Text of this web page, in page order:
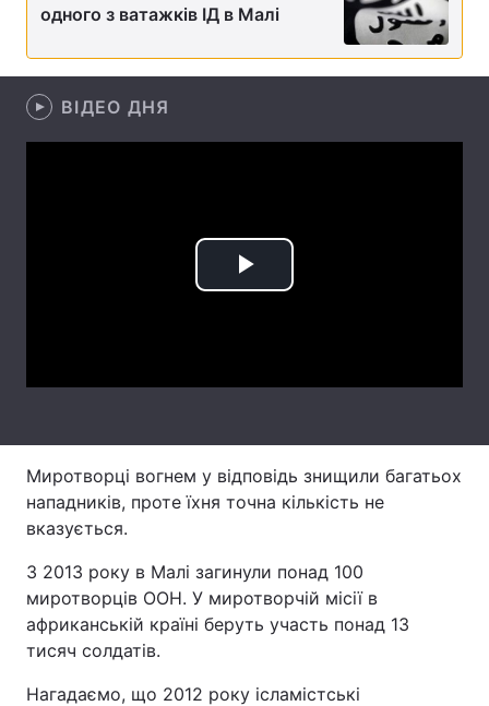
Статті
Думки
Контакти
одного з ватажків ІД в Малі
ВІДЕО ДНЯ
Play
Миротворці вогнем у відповідь знищили багатьох
нападників, проте їхня точна кількість не
вказується.
З 2013 року в Малі загинули понад 100
миротворців ООН. У миротворчій місії в
африканській країні беруть участь понад 13
тисяч солдатів.
Нагадаємо, що 2012 року ісламістські